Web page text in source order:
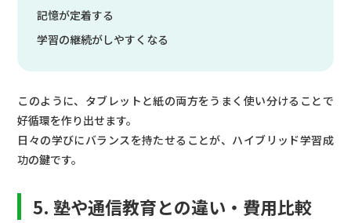
記憶が定着する
学習の継続がしやすくなる
このように、タブレットと紙の両方をうまく使い分けることで
好循環を作り出せます。
日々の学びにバランスを持たせることが、ハイブリッド学習成
功の鍵です。
5. 塾や通信教育との違い・費用比較